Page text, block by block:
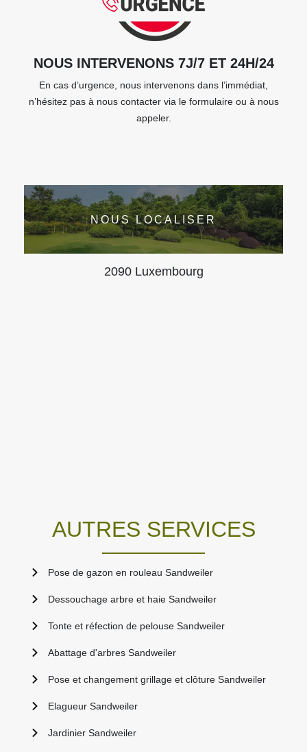
NOUS INTERVENONS 7J/7 ET 24H/24
En cas d’urgence, nous intervenons dans l’immédiat,
n’hésitez pas à nous contacter via le formulaire ou à nous
appeler.
NOUS LOCALISER
2090 Luxembourg
AUTRES SERVICES
Pose de gazon en rouleau Sandweiler
Dessouchage arbre et haie Sandweiler
Tonte et réfection de pelouse Sandweiler
Abattage d'arbres Sandweiler
Pose et changement grillage et clôture Sandweiler
Elagueur Sandweiler
Jardinier Sandweiler